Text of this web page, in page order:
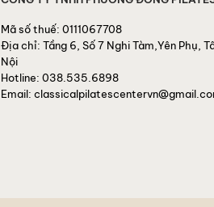
Mã số thuế: 0111067708
Địa chỉ: Tầng 6, Số 7 Nghi Tàm,Yên Phụ,
Nội
Hotline: 038.535.6898
Email: